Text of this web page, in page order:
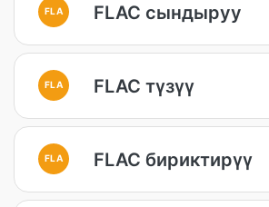
FLA FLAC сындыруу
FLA FLAC түзүү
FLA FLAC бириктирүү